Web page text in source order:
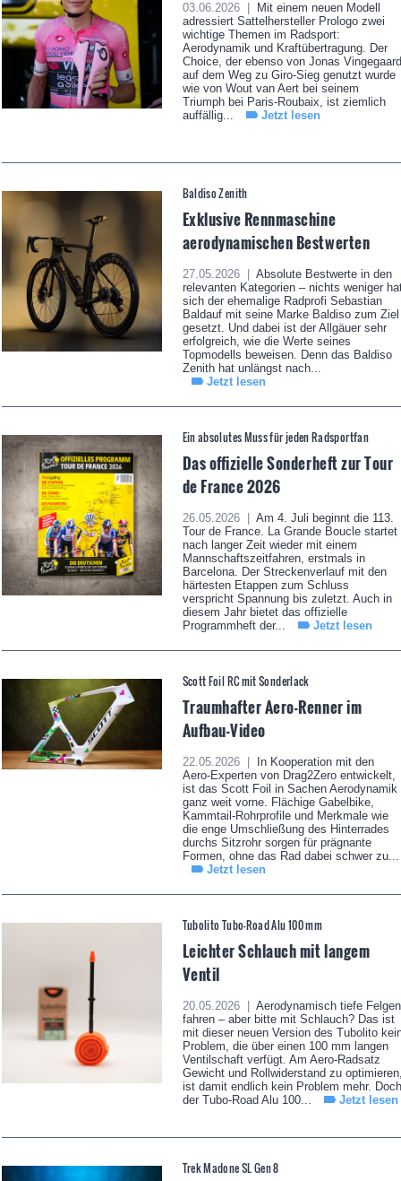
03.06.2026 |
Mit einem neuen Modell
adressiert Sattelhersteller Prologo zwei
wichtige Themen im Radsport:
Aerodynamik und Kraftübertragung. Der
Choice, der ebenso von Jonas Vingegaard
auf dem Weg zu Giro-Sieg genutzt wurde
wie von Wout van Aert bei seinem
Triumph bei Paris-Roubaix, ist ziemlich
auffällig...
Jetzt lesen
Baldiso Zenith
Exklusive Rennmaschine
aerodynamischen Bestwerten
27.05.2026 |
Absolute Bestwerte in den
relevanten Kategorien – nichts weniger
sich der ehemalige Radprofi Sebastian
Baldauf mit seine Marke Baldiso zum Ziel
gesetzt. Und dabei ist der Allgäuer sehr
erfolgreich, wie die Werte seines
Topmodells beweisen. Denn das Baldiso
Zenith hat unlängst nach...
Jetzt lesen
Ein absolutes Muss für jeden Radsportfan
Das offizielle Sonderheft zur Tour
de France 2026
26.05.2026 |
Am 4. Juli beginnt die 113.
Tour de France. La Grande Boucle startet
nach langer Zeit wieder mit einem
Mannschaftszeitfahren, erstmals in
Barcelona. Der Streckenverlauf mit den
härtesten Etappen zum Schluss
verspricht Spannung bis zuletzt. Auch in
diesem Jahr bietet das offizielle
Programmheft der...
Jetzt lesen
Scott Foil RC mit Sonderlack
Traumhafter Aero-Renner im
Aufbau-Video
22.05.2026 |
In Kooperation mit den
Aero-Experten von Drag2Zero entwickelt,
ist das Scott Foil in Sachen Aerodynamik
ganz weit vorne. Flächige Gabelbike,
Kammtail-Rohrprofile und Merkmale wie
die enge Umschließung des Hinterrades
durchs Sitzrohr sorgen für prägnante
Formen, ohne das Rad dabei schwer zu...
Jetzt lesen
Tubolito Tubo-Road Alu 100 mm
Leichter Schlauch mit langem
Ventil
20.05.2026 |
Aerodynamisch tiefe Felgen
fahren – aber bitte mit Schlauch? Das ist
mit dieser neuen Version des Tubolito
Problem, die über einen 100 mm langen
Ventilschaft verfügt. Am Aero-Radsatz
Gewicht und Rollwiderstand zu
ist damit endlich kein Problem mehr. Doch
der Tubo-Road Alu 100...
Jetzt lesen
Trek Madone SL Gen 8